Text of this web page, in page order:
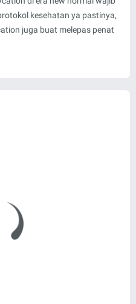
kesehatan ya pastinya,
juga buat melepas penat